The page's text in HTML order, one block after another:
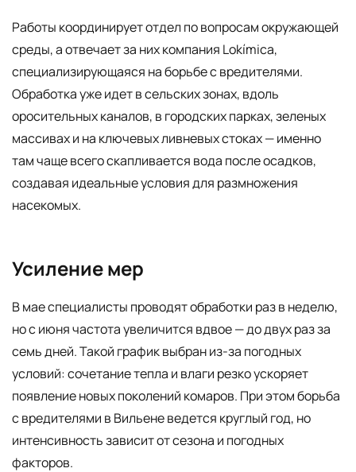
Работы координирует отдел по вопросам окружающей
среды, а отвечает за них компания Lokímica,
специализирующаяся на борьбе с вредителями.
Обработка уже идет в сельских зонах, вдоль
оросительных каналов, в городских парках, зеленых
массивах и на ключевых ливневых стоках — именно
там чаще всего скапливается вода после осадков,
создавая идеальные условия для размножения
насекомых.
Усиление мер
В мае специалисты проводят обработки раз в неделю,
но с июня частота увеличится вдвое — до двух раз за
семь дней. Такой график выбран из-за погодных
условий: сочетание тепла и влаги резко ускоряет
появление новых поколений комаров. При этом борьба
с вредителями в Вильене ведется круглый год, но
интенсивность зависит от сезона и погодных
факторов.